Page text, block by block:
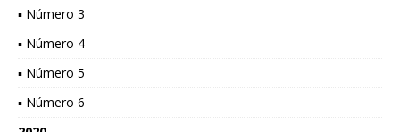
▪ Número 3
▪ Número 4
▪ Número 5
▪ Número 6